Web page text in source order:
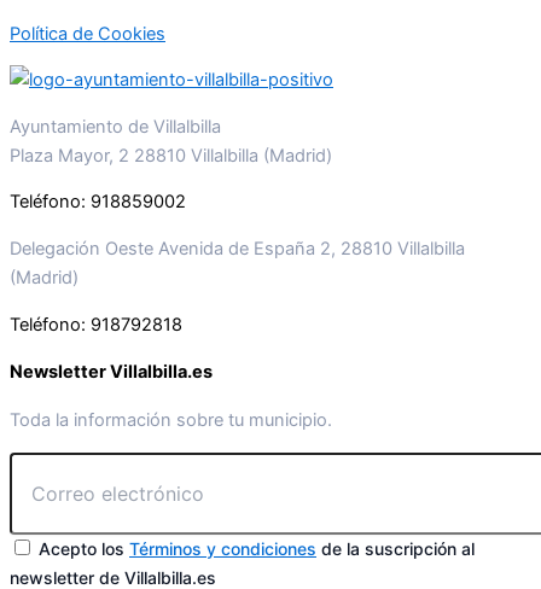
Política de Cookies
Ayuntamiento de Villalbilla
Plaza Mayor, 2 28810 Villalbilla (Madrid)
Teléfono: 918859002
Delegación Oeste Avenida de España 2, 28810 Villalbilla
(Madrid)
Teléfono: 918792818
Newsletter Villalbilla.es
Toda la información sobre tu municipio.
Acepto los Términos y condiciones de la suscripción al
newsletter de Villalbilla.es